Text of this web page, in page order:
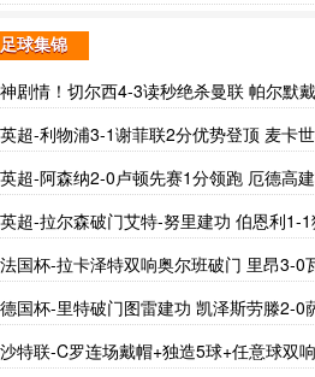
足球集锦
神剧情！切尔西4-3读秒绝杀曼联 帕尔默
英超-利物浦3-1谢菲联2分优势登顶 麦卡
英超-阿森纳2-0卢顿先赛1分领跑 厄德高
英超-拉尔森破门艾特-努里建功 伯恩利1-1
法国杯-拉卡泽特双响奥尔班破门 里昂3-0
德国杯-里特破门图雷建功 凯泽斯劳滕2-0
沙特联-C罗连场戴帽+独造5球+任意球双